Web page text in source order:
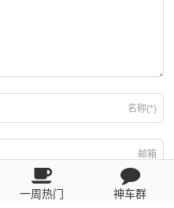
名称(*)
邮箱
一周热门 神车群